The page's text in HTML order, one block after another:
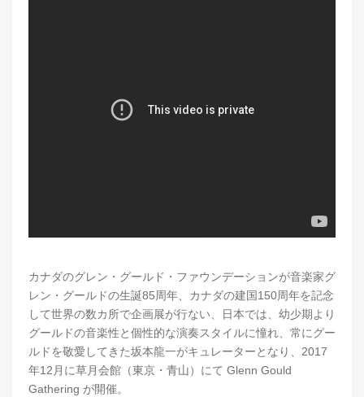
カナダのグレン・グールド・ファウンデーションが音楽家グ
レン・グールドの生誕85周年、カナダの建国150周年を記念
して世界の数カ所で企画展が行ない、日本では、幼少期より
グールドの音楽性と個性的な演奏スタイルに憧れ、常にグー
ルドを敬愛してきた坂本龍一がキュレーターとなり、2017
年12月に草月会館（東京・青山）にて Glenn Gould
Gathering が開催。